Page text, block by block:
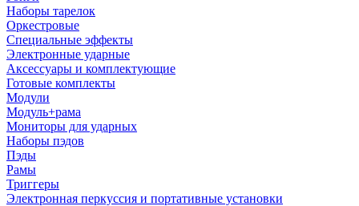
Наборы тарелок
Оркестровые
Специальные эффекты
Электронные ударные
Аксессуары и комплектующие
Готовые комплекты
Модули
Модуль+рама
Мониторы для ударных
Наборы пэдов
Пэды
Рамы
Триггеры
Электронная перкуссия и портативные установки